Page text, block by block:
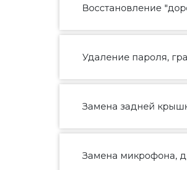
Восстановление
Удаление пароля,
Замена задней
Замена микрофона,